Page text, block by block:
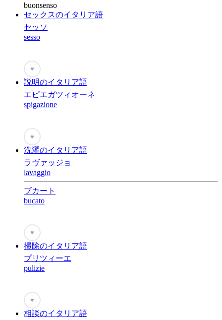
buonsenso
セックスのイタリア語
セッソ
sesso
♥
説明のイタリア語
エピエガツィオーネ
spigazione
♥
洗濯のイタリア語
ラヴァッジョ
lavaggio
ブカート
bucato
♥
掃除のイタリア語
プリツィーエ
pulizie
♥
相談のイタリア語